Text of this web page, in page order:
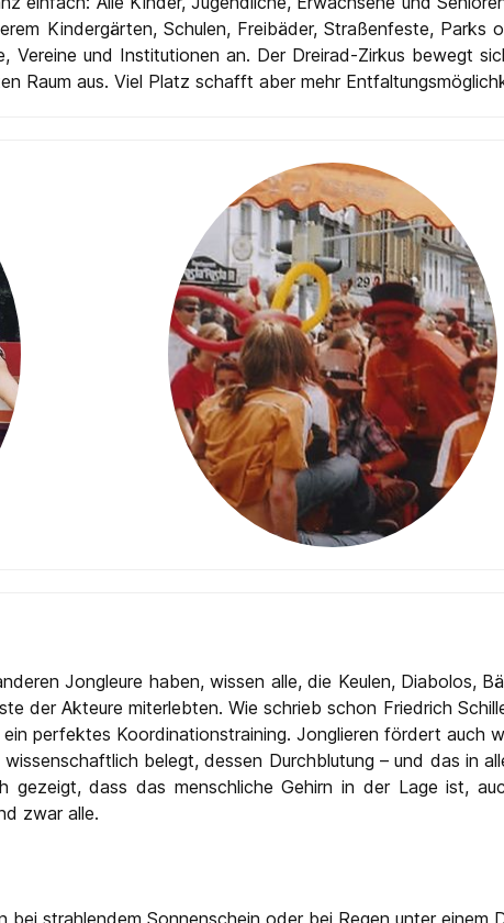
Kindergärten, Schulen, Freibäder, Straßenfeste,
und Institutionen an. Der Dreirad-Zirkus bewegt
Raum aus. Viel Platz schafft aber mehr
Jongleure haben, wissen alle, die Keulen, Diabolos,
der Akteure miterlebten. Wie schrieb schon Friedrich
perfektes Koordinationstraining. Jonglieren fördert auch
belegt, dessen Durchblutung – und das in
gezeigt, dass das menschliche Gehirn in der Lage ist,
zwar alle.
strahlendem Sonnenschein oder bei Regen unter